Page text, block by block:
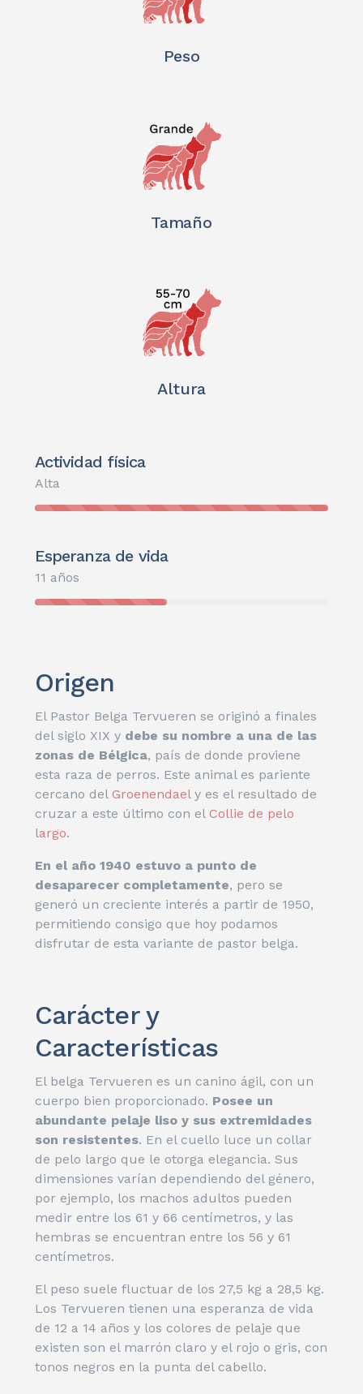
Peso
Tamaño
Altura
Actividad física
Alta
Esperanza de vida
11 años
Origen
El Pastor Belga Tervueren se originó a finales
del siglo XIX y debe su nombre a una de las
zonas de Bélgica, país de donde proviene
esta raza de perros. Este animal es pariente
cercano del Groenendaely es el resultado de
cruzar a este último con el Collie de pelo
largo.
En el año 1940 estuvo a punto de
desaparecer completamente, pero se
generó un creciente interés a partir de 1950,
permitiendo consigo que hoy podamos
disfrutar de esta variante de pastor belga.
Carácter y
Características
El belga Tervueren es un canino ágil, con un
cuerpo bien proporcionado. Posee un
abundante pelaje liso y sus extremidades
son resistentes. En el cuello luce un collar
de pelo largo que le otorga elegancia. Sus
dimensiones varían dependiendo del género,
por ejemplo, los machos adultos pueden
medir entre los 61 y 66 centímetros, y las
hembras se encuentran entre los 56 y 61
centímetros.
El peso suele fluctuar de los 27,5 kg a 28,5 kg.
Los Tervueren tienen una esperanza de vida
de 12 a 14 años y los colores de pelaje que
existen son el marrón claro y el rojo o gris, con
tonos negros en la punta del cabello.